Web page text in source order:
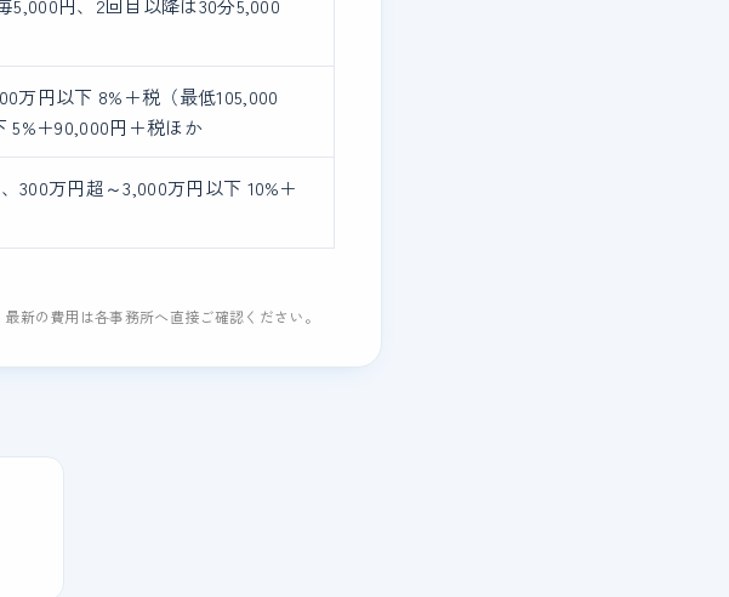
5,000円、2回目以降は30分5,000
万円以下 8%＋税（最低105,000
5%＋90,000円＋税ほか
300万円超～3,000万円以下 10%＋
新の費用は各事務所へ直接ご確認ください。